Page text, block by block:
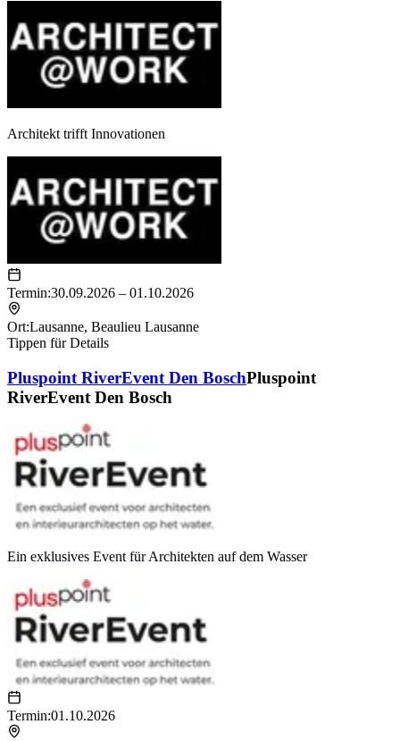
Architekt trifft Innovationen
Termin:30.09.2026 – 01.10.2026
Ort:Lausanne, Beaulieu Lausanne
Tippen für Details
Pluspoint RiverEvent Den BoschPluspoint
RiverEvent Den Bosch
Ein exklusives Event für Architekten auf dem Wasser
Termin:01.10.2026